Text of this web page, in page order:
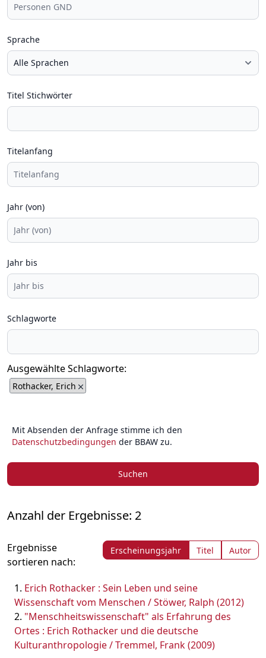
Sprache
Titel Stichwörter
Titelanfang
Jahr (von)
Jahr bis
Schlagworte
Ausgewählte Schlagworte:
Rothacker, Erich
Mit Absenden der Anfrage stimme ich den
Datenschutzbedingungen der BBAW zu.
Suchen
Anzahl der Ergebnisse: 2
Ergebnisse
sortieren nach:
Erscheinungsjahr Titel Autor
Erich Rothacker : Sein Leben und seine
Wissenschaft vom Menschen / Stöwer, Ralph (2012)
"Menschheitswissenschaft" als Erfahrung des
Ortes : Erich Rothacker und die deutsche
Kulturanthropologie / Tremmel, Frank (2009)